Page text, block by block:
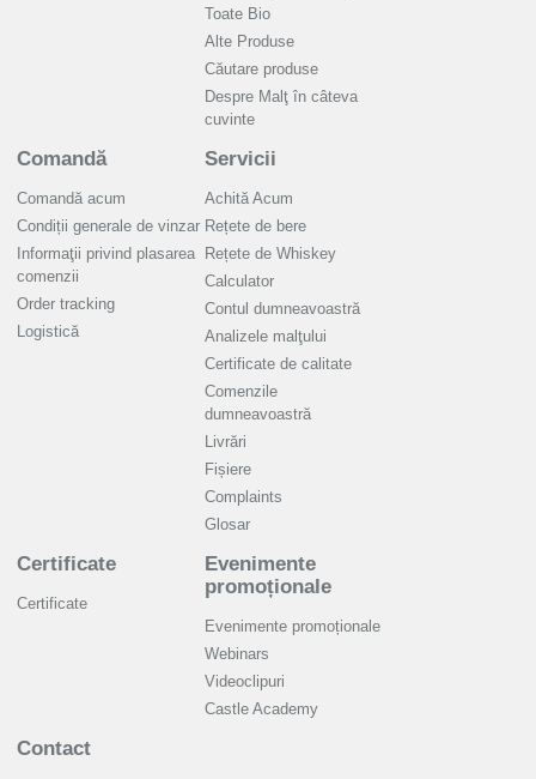
Toate Bio
Alte Produse
Căutare produse
Despre Malţ în câteva
cuvinte
Comandă
Comandă acum
Condiții generale de vinzar
Informaţii privind plasarea
comenzii
Order tracking
Logistică
Servicii
Achită Acum
Rețete de bere
Rețete de Whiskey
Calculator
Contul dumneavoastră
Analizele malţului
Certificate de calitate
Comenzile
dumneavoastră
Livrări
Fișiere
Complaints
Glosar
Certificate
Certificate
Evenimente
promoționale
Evenimente promoționale
Webinars
Videoclipuri
Castle Academy
Contact